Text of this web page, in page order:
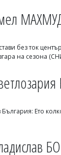
без ток
на сезона
Ето